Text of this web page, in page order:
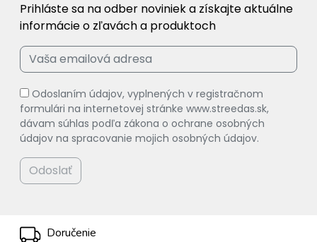
Prihláste sa na odber noviniek a získajte aktuálne
informácie o zľavách a produktoch
Odoslaním údajov, vyplnených v registračnom
formulári na internetovej stránke www.streedas.sk,
dávam súhlas podľa zákona o ochrane osobných
údajov na spracovanie mojich osobných údajov.
Odoslať
Doručenie